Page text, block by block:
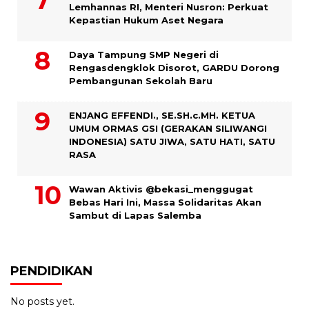
Lemhannas RI, Menteri Nusron: Perkuat
Kepastian Hukum Aset Negara
Daya Tampung SMP Negeri di
Rengasdengklok Disorot, GARDU Dorong
Pembangunan Sekolah Baru
ENJANG EFFENDI., SE.SH.c.MH. KETUA
UMUM ORMAS GSI (GERAKAN SILIWANGI
INDONESIA) SATU JIWA, SATU HATI, SATU
RASA
Wawan Aktivis @bekasi_menggugat
Bebas Hari Ini, Massa Solidaritas Akan
Sambut di Lapas Salemba
PENDIDIKAN
No posts yet.